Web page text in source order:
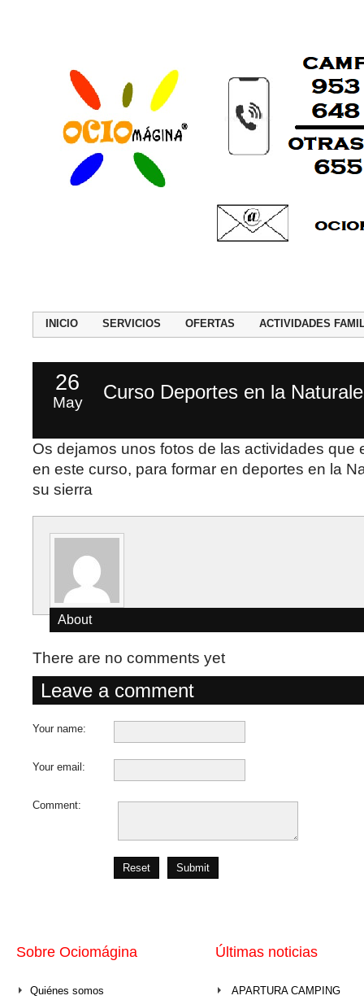
INICIO SERVICIOS OFERTAS ACTIVIDADES
26
May Curso Deportes en la
Os dejamos unos fotos de las actividades que
en este curso, para formar en deportes en la
su sierra
About
There are no comments yet
Leave a comment
Your name:
Your email:
Comment:
Reset Submit
Sobre Ociomágina
Quiénes somos
Últimas noticias
APARTURA CAMPING